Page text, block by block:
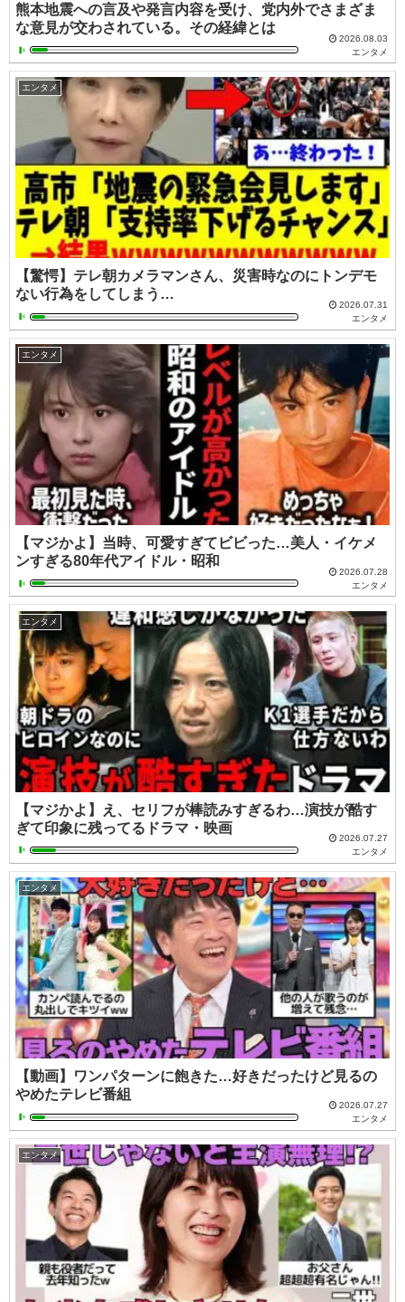
熊本地震への言及や発言内容を受け、党内外でさまざま
な意見が交わされている。その経緯とは
2026.08.03
エンタメ
エンタメ
【驚愕】テレ朝カメラマンさん、災害時なのにトンデモ
ない行為をしてしまう…
2026.07.31
エンタメ
エンタメ
【マジかよ】当時、可愛すぎてビビった…美人・イケメ
ンすぎる80年代アイドル・昭和
2026.07.28
エンタメ
エンタメ
【マジかよ】え、セリフが棒読みすぎるわ…演技が酷す
ぎて印象に残ってるドラマ・映画
2026.07.27
エンタメ
エンタメ
【動画】ワンパターンに飽きた…好きだったけど見るの
やめたテレビ番組
2026.07.27
エンタメ
エンタメ